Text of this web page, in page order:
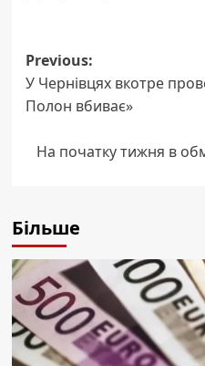
Post
navigation
Previous:
У Чернівцях вкотре
Полон вбиває»
На початку тижня в
Більше